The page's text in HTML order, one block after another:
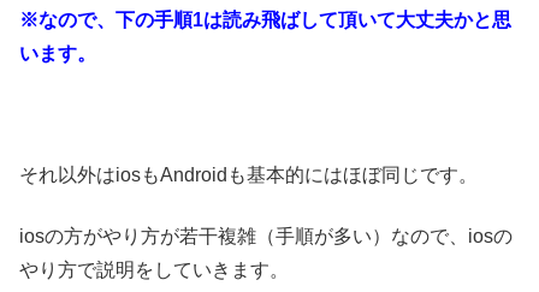
※なので、下の手順1は読み飛ばして頂いて大丈夫かと思
います。
それ以外はiosもAndroidも基本的にはほぼ同じです。
iosの方がやり方が若干複雑（手順が多い）なので、iosの
やり方で説明をしていきます。